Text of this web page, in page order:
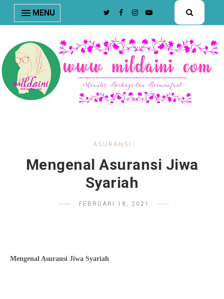
nav#menunav { border-bottom: 1px solid #e8e8e8; }
MENU
ASURANSI
Mengenal Asuransi Jiwa
Syariah
FEBRUARI 18, 2021
Mengenal Asuransi Jiwa Syariah